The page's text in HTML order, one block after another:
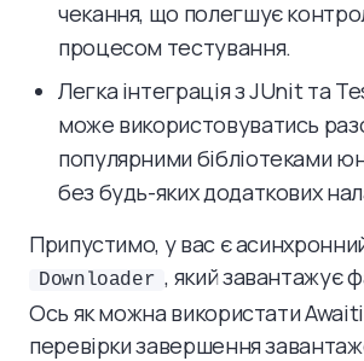
чекання, що полегшує
процесом тестування.
Легка інтеграція з JUnit та
може використовуватись
популярними бібліотеками
без будь-яких додаткових
Припустимо, у вас є
Downloader , який завантажує
Ось як можна використати
перевірки завершення